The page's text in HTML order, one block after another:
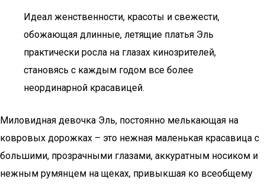
Идеал женственности, красоты и свежести,
обожающая длинные, летящие платья Эль
практически росла на глазах кинозрителей,
становясь с каждым годом все более
неординарной красавицей.
Миловидная девочка Эль, постоянно мелькающая на
ковровых дорожках – это нежная маленькая красавица с
большими, прозрачными глазами, аккуратным носиком и
нежным румянцем на щеках, привыкшая ко всеобщему